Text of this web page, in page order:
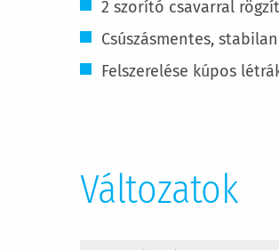
2 szorító csavarral
Csúszásmentes,
Felszerelése kúpos
Változatok